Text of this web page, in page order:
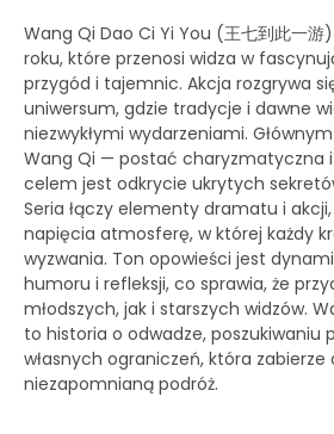
Wang Qi Dao Ci Yi You (王七到此一
roku, które przenosi widza w
przygód i tajemnic. Akcja rozgrywa
uniwersum, gdzie tradycje i dawne
niezwykłymi wydarzeniami.
Wang Qi — postać charyzmatyczna i
celem jest odkrycie ukrytych
Seria łączy elementy dramatu i
napięcia atmosferę, w której każdy
wyzwania. Ton opowieści jest
humoru i refleksji, co sprawia, że
młodszych, jak i starszych widzów.
to historia o odwadze, poszukiwaniu
własnych ograniczeń, która zabierze
niezapomnianą podróż.